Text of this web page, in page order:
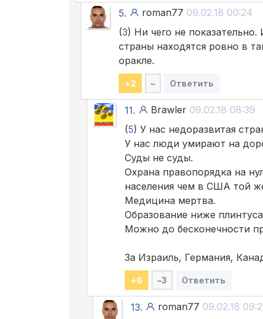
5. roman77 09.02.18 00:24
(3) Ни чего не
страны находятся ровно в
оракле.
+2 – Ответить
11. Brawler 09.02.18 08:39
(5) У нас недоразвитая
У нас люди умирают на
Суды не суды.
Охрана правопорядка на
населения чем в США той
Медицина мертва.
Образование ниже
Можно до бесконечности
За Израиль, Германия,
+6 –3 Ответить
13. roman77 09.02.18